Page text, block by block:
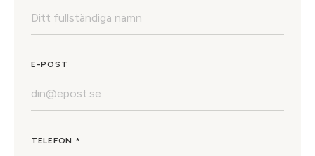
E-POST
TELEFON *